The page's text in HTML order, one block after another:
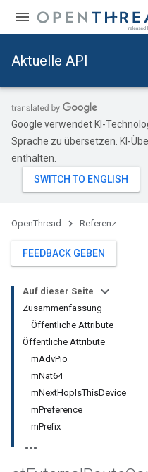
Aktuelle API
Google verwendet KI-
Sprache zu übersetzen. KI-
enthalten.
OpenThread Referenz
FEEDBACK GEBEN
Auf dieser Seite
Zusammenfassung
Öffentliche Attribute
Öffentliche Attribute
mAdvPio
mNat64
mNextHopIsThisDevice
mPreference
mPrefix